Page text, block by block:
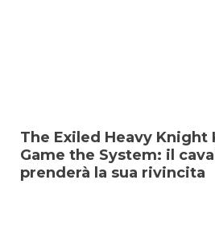
The Exiled Heavy Knight
Game the System: il
prenderà la sua rivincita